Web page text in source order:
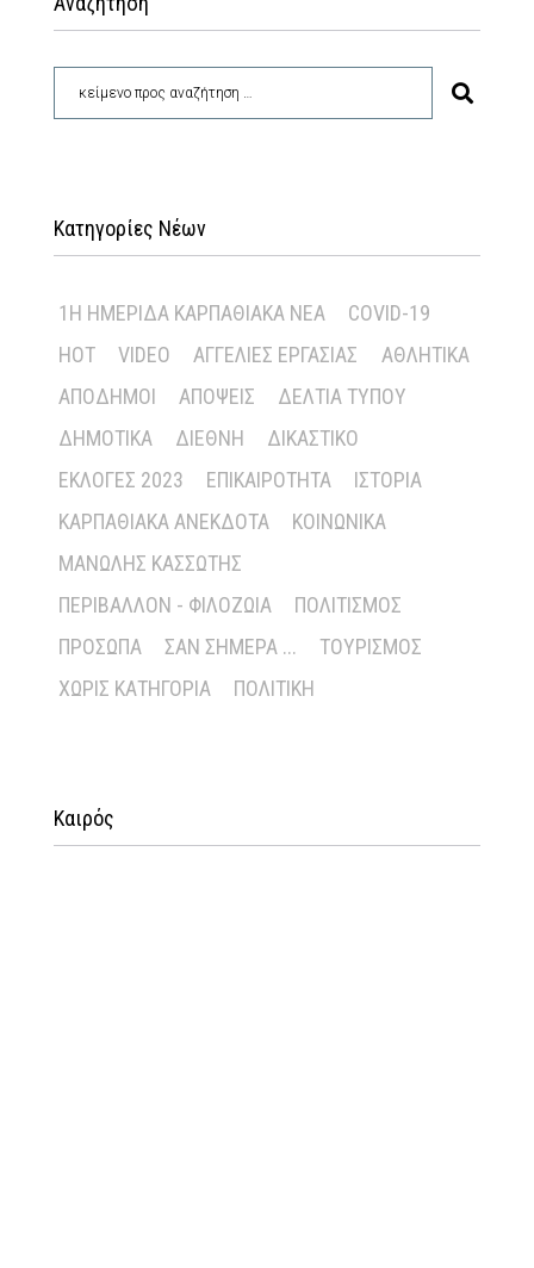
Κατηγορίες Νέων
1Η ΗΜΕΡΊΔΑ ΚΑΡΠΑΘΙΑΚΆ ΝΈΑ
COVID-19
HOT
VIDEO ΑΓΓΕΛΊΕΣ ΕΡΓΑΣΊΑΣ
ΑΘΛΗΤΙΚΆ
ΑΠΌΔΗΜΟΙ
ΑΠΌΨΕΙΣ
ΔΕΛΤΊΑ ΤΎΠΟΥ
ΔΗΜΟΤΙΚΆ
ΔΙΕΘΝΉ
ΔΙΚΑΣΤΙΚΌ
ΕΚΛΟΓΈΣ 2023
ΕΠΙΚΑΙΡΌΤΗΤΑ
ΙΣΤΟΡΊΑ
ΚΑΡΠΑΘΙΑΚΆ ΑΝΈΚΔΟΤΑ
ΚΟΙΝΩΝΙΚΆ
ΜΑΝΏΛΗΣ ΚΑΣΣΏΤΗΣ
ΠΕΡΙΒΆΛΛΟΝ - ΦΙΛΟΖΩΊΑ
ΠΟΛΙΤΙΣΜΌΣ
ΠΡΌΣΩΠΑ
ΣΑΝ ΣΉΜΕΡΑ ...
ΤΟΥΡΙΣΜΌΣ
ΧΩΡΊΣ ΚΑΤΗΓΟΡΊΑ
ΠΟΛΙΤΙΚΉ
Καιρός